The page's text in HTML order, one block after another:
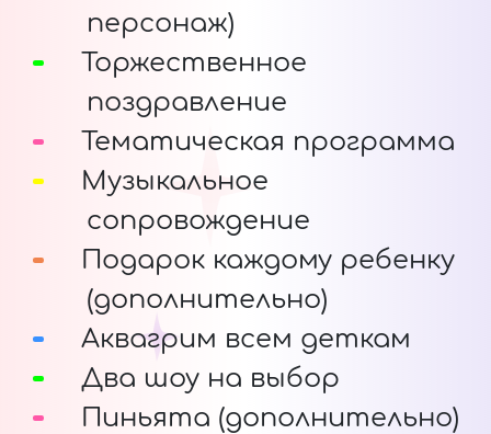
персонаж)
Торжественное
поздравление
Тематическая программа
Музыкальное
сопровождение
Подарок каждому ребенку
(дополнительно)
Аквагрим всем деткам
Два шоу на выбор
Пиньята (дополнительно)